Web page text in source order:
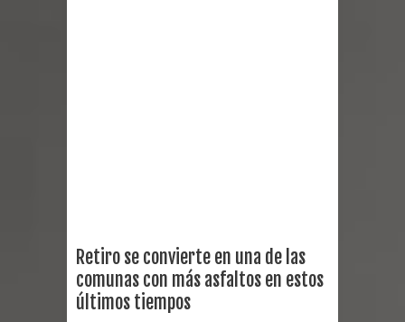
Alerta por hantavirus: expertos piden
reforzar medidas y consulta oportuna
Retiro se convierte en una de las
comunas con más asfaltos en estos
últimos tiempos